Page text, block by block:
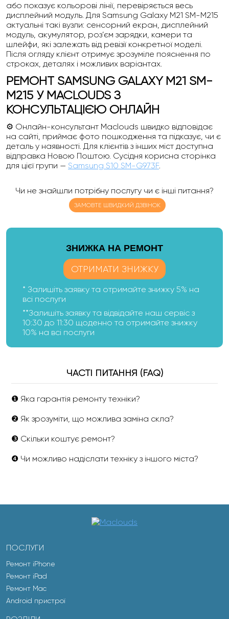
або показує кольорові лінії, перевіряється весь
дисплейний модуль. Для Samsung Galaxy M21 SM-M215
актуальні такі вузли: сенсорний екран, дисплейний
модуль, акумулятор, роз’єм зарядки, камери та
шлейфи, які залежать від ревізії конкретної моделі.
Після огляду клієнт отримує зрозуміле пояснення по
строках, деталях і можливих варіантах.
РЕМОНТ SAMSUNG GALAXY M21 SM-
M215 У MACLOUDS З
КОНСУЛЬТАЦІЄЮ ОНЛАЙН
⚙️ Онлайн-консультант Maclouds швидко відповідає
на сайті, приймає фото пошкодження та підказує, чи є
деталь у наявності. Для клієнтів з інших міст доступна
відправка Новою Поштою. Сусідня корисна сторінка
для цієї групи — Samsung S10 SM-G973F.
Чи не знайшли потрібну послугу чи є інші питання?
ЗАМОВТЕ ШВИДКИЙ ДЗВІНОК
ЗНИЖКА НА РЕМОНТ
ОТРИМАТИ ЗНИЖКУ
* Залишіть заявку та отримайте знижку 5% на
всі послуги
**Залишіть заявку та відвідайте наш сервіс з
10:30 до 11:30 щоденно та отримайте знижку
10% на всі послуги
ЧАСТІ ПИТАННЯ (FAQ)
❶ Яка гарантія ремонту техніки?
❷ Як зрозуміти, що можлива заміна скла?
❸ Скільки коштує ремонт?
❹ Чи можливо надіслати техніку з іншого міста?
ПОСЛУГИ
Ремонт iPhone
Ремонт iPad
Ремонт Mac
Android пристрої